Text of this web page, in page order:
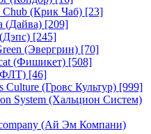
(Крик Чаб) [23]
(Дайва) [209]
[245]
(Эвергрин) [70]
(Фишикет) [508]
[46]
(Гровс Культур) [999]
System (Хальцион Систем)
(Ай Эм Компани)